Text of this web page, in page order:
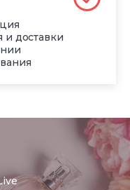
и доставки